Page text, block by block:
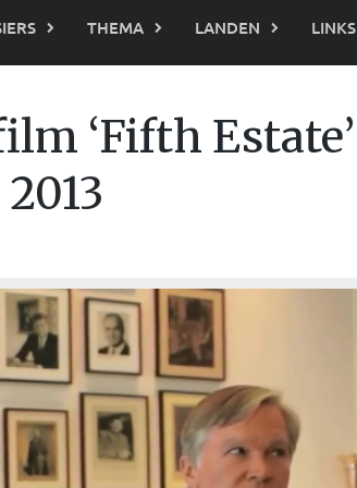
THEMA LANDEN LINKS
‘Fifth Estate’